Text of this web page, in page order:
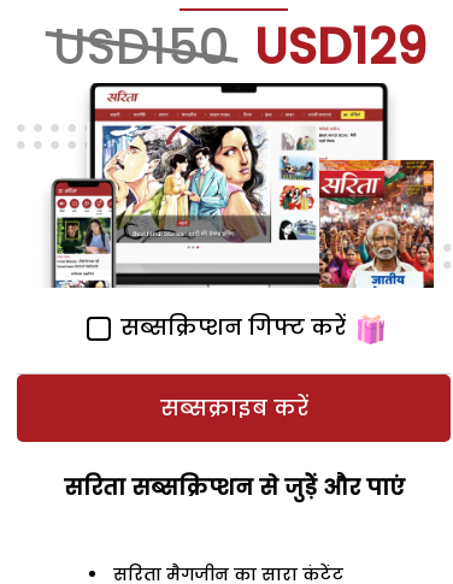
USD150 USD129
सब्सक्रिप्शन गिफ्ट करें
सब्सक्राइब करें
सरिता सब्सक्रिप्शन से जुड़ेें और पाएं
सरिता मैगजीन का सारा कंटेंट